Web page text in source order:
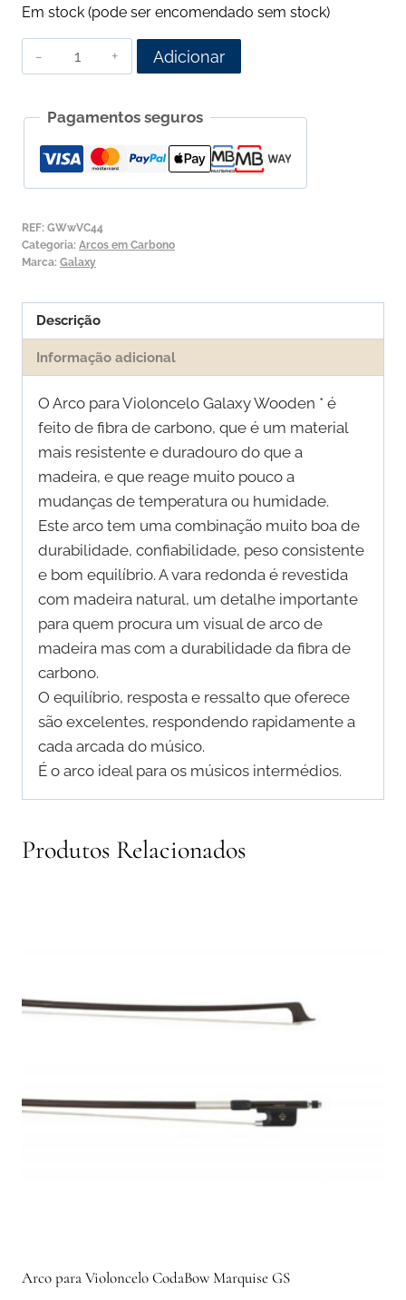
Em stock (pode ser encomendado sem stock)
Quantidade
de
para
Violoncelo
Galaxy
*
Adicionar
Pagamentos seguros
REF: GWwVC44
Categoria: Arcos em Carbono
Marca: Galaxy
Descrição
Informação adicional
O Arco para Violoncelo Galaxy Wooden * é
feito de fibra de carbono, que é um material
mais resistente e duradouro do que a
madeira, e que reage muito pouco a
mudanças de temperatura ou humidade.
Este arco tem uma combinação muito boa de
durabilidade, confiabilidade, peso consistente
e bom equilíbrio. A vara redonda é revestida
com madeira natural, um detalhe importante
para quem procura um visual de arco de
madeira mas com a durabilidade da fibra de
carbono.
O equilíbrio, resposta e ressalto que oferece
são excelentes, respondendo rapidamente a
cada arcada do músico.
É o arco ideal para os músicos intermédios.
Produtos Relacionados
Arco para Violoncelo CodaBow Marquise GS